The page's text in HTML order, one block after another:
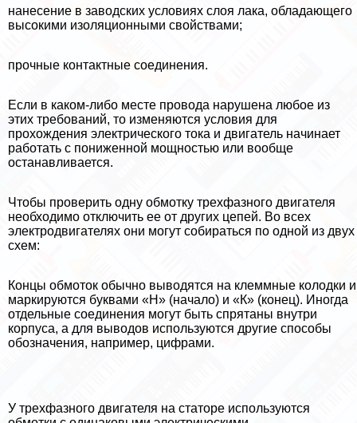
нанесение в заводских условиях слоя лака, обладающего
высокими изоляционными свойствами;
прочные контактные соединения.
Если в каком-либо месте провода нарушена любое из
этих требований, то изменяются условия для
прохождения электрического тока и двигатель начинает
работать с пониженной мощностью или вообще
останавливается.
Чтобы проверить одну обмотку трехфазного двигателя
необходимо отключить ее от других цепей. Во всех
электродвигателях они могут собираться по одной из двух
схем:
Концы обмоток обычно выводятся на клеммные колодки и
маркируются буквами «Н» (начало) и «К» (конец). Иногда
отдельные соединения могут быть спрятаны внутри
корпуса, а для выводов используются другие способы
обозначения, например, цифрами.
У трехфазного двигателя на статоре используются